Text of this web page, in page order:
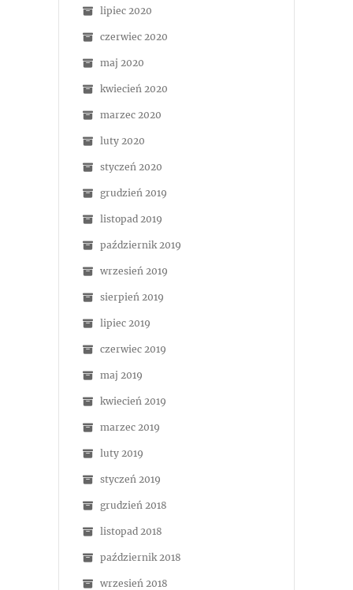
lipiec 2020
czerwiec 2020
maj 2020
kwiecień 2020
marzec 2020
luty 2020
styczeń 2020
grudzień 2019
listopad 2019
październik 2019
wrzesień 2019
sierpień 2019
lipiec 2019
czerwiec 2019
maj 2019
kwiecień 2019
marzec 2019
luty 2019
styczeń 2019
grudzień 2018
listopad 2018
październik 2018
wrzesień 2018